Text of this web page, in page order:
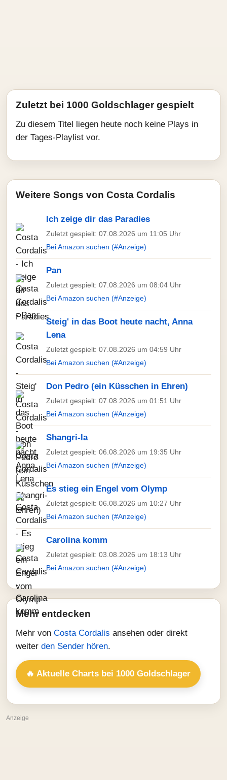
Zuletzt bei 1000 Goldschlager gespielt
Zu diesem Titel liegen heute noch keine Plays in
der Tages-Playlist vor.
Weitere Songs von Costa Cordalis
Ich zeige dir das Paradies
Zuletzt gespielt: 07.08.2026 um 11:05 Uhr
Bei Amazon suchen (#Anzeige)
Pan
Zuletzt gespielt: 07.08.2026 um 08:04 Uhr
Bei Amazon suchen (#Anzeige)
Steig' in das Boot heute nacht, Anna
Lena
Zuletzt gespielt: 07.08.2026 um 04:59 Uhr
Bei Amazon suchen (#Anzeige)
Don Pedro (ein Küsschen in Ehren)
Zuletzt gespielt: 07.08.2026 um 01:51 Uhr
Bei Amazon suchen (#Anzeige)
Shangri-la
Zuletzt gespielt: 06.08.2026 um 19:35 Uhr
Bei Amazon suchen (#Anzeige)
Es stieg ein Engel vom Olymp
Zuletzt gespielt: 06.08.2026 um 10:27 Uhr
Bei Amazon suchen (#Anzeige)
Carolina komm
Zuletzt gespielt: 03.08.2026 um 18:13 Uhr
Bei Amazon suchen (#Anzeige)
Mehr entdecken
Mehr von Costa Cordalis ansehen oder direkt
weiter den Sender hören.
🔥 Aktuelle Charts bei 1000 Goldschlager
Anzeige